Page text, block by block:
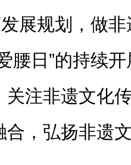
展规划，做
腰日”的持续
关注非遗文化
合，弘扬非遗